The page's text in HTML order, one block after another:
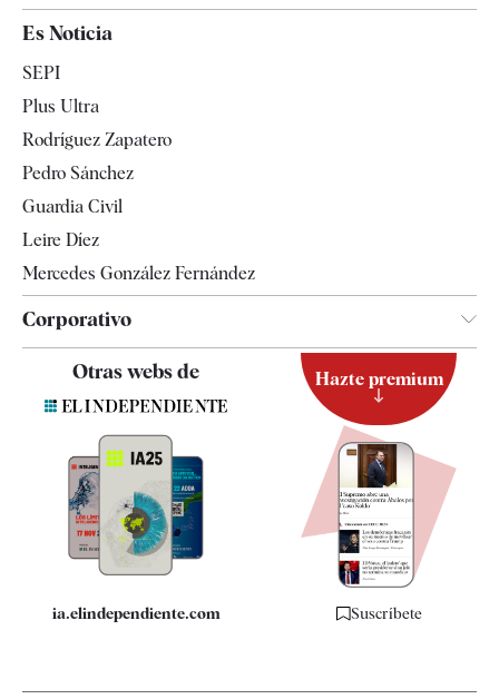
España
Televisión
Es Noticia
SEPI
Plus Ultra
Rodríguez Zapatero
Pedro Sánchez
Guardia Civil
Leire Díez
Mercedes González Fernández
Corporativo
Contacto
Quiénes somos
Especificaciones
Otras webs de
ia.elindependiente.com
Hazte premium
Suscríbete